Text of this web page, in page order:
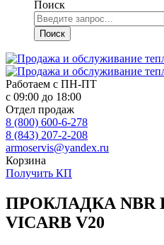
Поиск
Поиск
Работаем с ПН-ПТ
с 09:00 до 18:00
Отдел продаж
8 (800) 600-6-278
8 (843) 207-2-208
armoservis@yandex.ru
Корзина
Получить КП
ПРОКЛАДКА NBR
VICARB V20